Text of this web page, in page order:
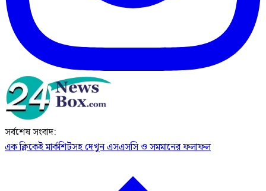
সর্বশেষ সংবাদ:
এক ক্লিকেই মার্কশিটসহ দেখুন এসএসসি ও সমমানের ফলাফল